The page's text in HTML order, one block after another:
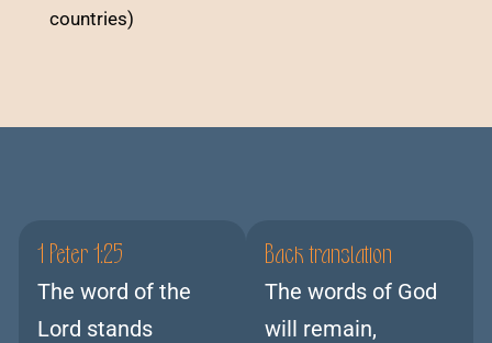
countries)
1 Peter 1:25
The word of the
Lord stands
Back translation
The words of God
will remain,